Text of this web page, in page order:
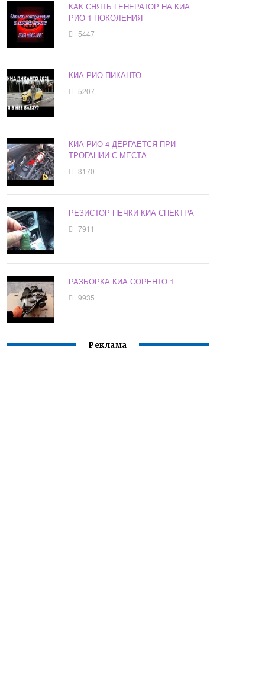
КАК СНЯТЬ ГЕНЕРАТОР НА КИА
РИО 1 ПОКОЛЕНИЯ
5447
КИА РИО ПИКАНТО
5207
КИА РИО 4 ДЕРГАЕТСЯ ПРИ
ТРОГАНИИ С МЕСТА
3170
РЕЗИСТОР ПЕЧКИ КИА СПЕКТРА
7911
РАЗБОРКА КИА СОРЕНТО 1
9935
Реклама